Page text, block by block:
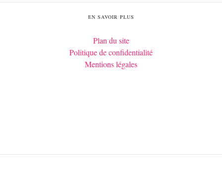
EN SAVOIR PLUS
Plan du site
Politique de confidentialité
Mentions légales